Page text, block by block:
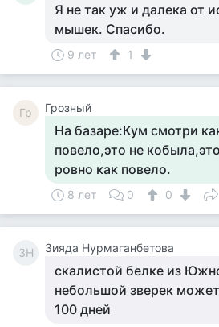
Я не так уж и далека от
мышек. Спасибо.
9 лет 1
Гр Грозный
На базаре:Кум смотри
повело,это не
ровно как повело.
8 лет 0 0
ЗН Зияда Нурмаганбетова
скалистой белке из
небольшой зверек
100 дней